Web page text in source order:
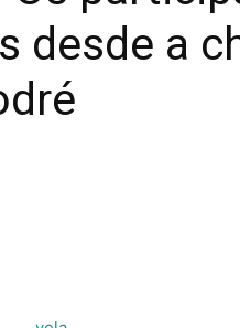
desde a